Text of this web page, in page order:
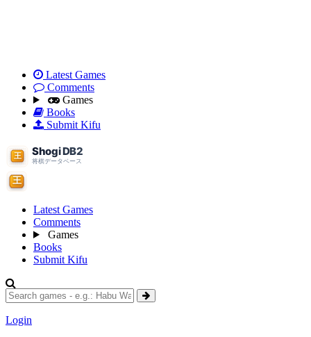
Latest Games
Comments
Games
Books
Submit Kifu
Latest Games
Comments
Games
Books
Submit Kifu
Login